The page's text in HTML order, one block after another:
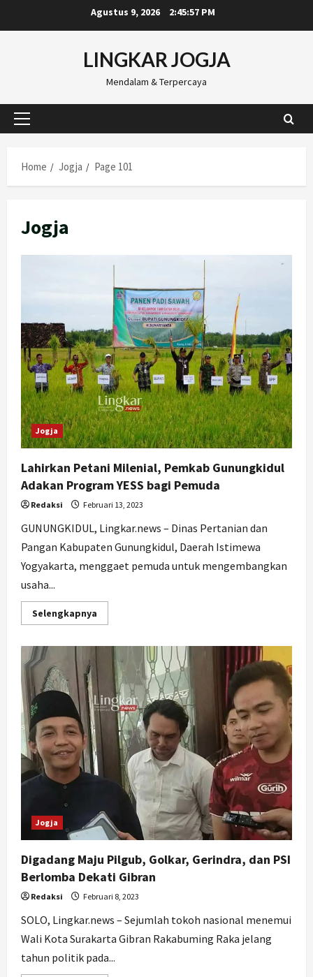
to
Agustus 9, 2026 2:45:58 PM
LINGKAR JOGJA
Mendalam & Terpercaya
Primary
Home
Jogja Page 101
Jogja
Jogja
Lahirkan Petani Milenial, Pemkab Gunungkidul
Adakan Program YESS bagi Pemuda
Redaksi Februari 13, 2023
GUNUNGKIDUL, Lingkar.news – Dinas Pertanian dan
Pangan Kabupaten Gunungkidul, Daerah Istimewa
Yogyakarta, menggaet pemuda untuk mengembangkan
usaha...
Selengkapnya
more
Milenial,
Pemkab
Gunungkidul
Adakan
Program
YESS
bagi
Pemuda
Jogja
Digadang Maju Pilgub, Golkar, Gerindra, dan PSI
Berlomba Dekati Gibran
Redaksi Februari 8, 2023
SOLO, Lingkar.news – Sejumlah tokoh nasional menemui
Wali Kota Surakarta Gibran Rakabuming Raka jelang
tahun politik pada...